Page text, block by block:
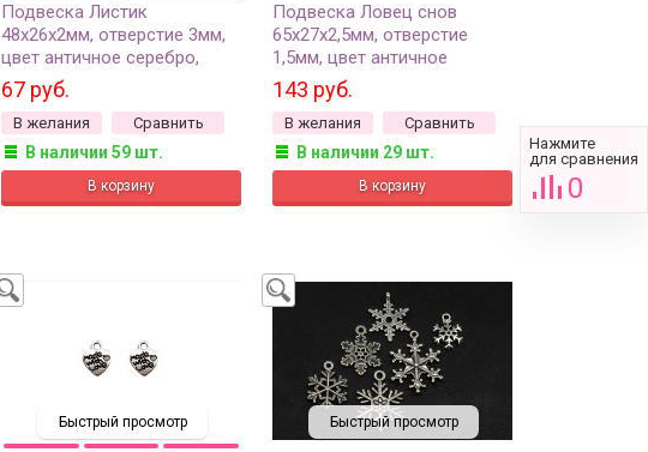
Подвеска Листик
48х26х2мм, отверстие 3мм,
цвет античное серебро,
сплав металлов, 22-107, 2шт
67 руб.
В желания Сравнить
В наличии 59 шт.
Подвеска Ловец снов
65х27х2,5мм, отверстие
1,5мм, цвет античное
серебро, сплав металлов,
22-221, 1шт
143 руб.
В желания Сравнить
В наличии 29 шт.
Быстрый просмотр Быстрый просмотр
Нажмите
для сравнения
0